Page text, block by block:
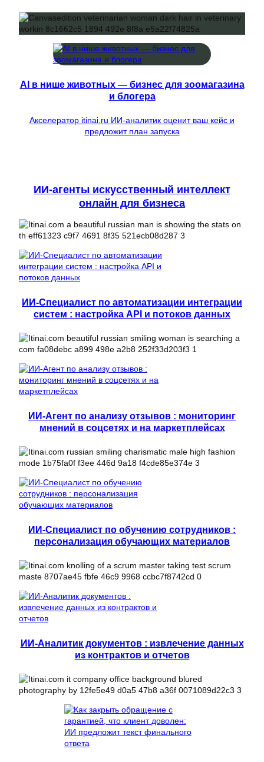
AI в нише животных — бизнес для зоомагазина
и блогера
Акселератор itinai.ru ИИ-аналитик оценит ваш кейс и
предложит план запуска
ИИ-агенты искусственный интеллект
онлайн для бизнеса
ИИ-Специалист по автоматизации интеграции
систем : настройка API и потоков данных
ИИ-Агент по анализу отзывов : мониторинг
мнений в соцсетях и на маркетплейсах
ИИ-Специалист по обучению сотрудников :
персонализация обучающих материалов
ИИ-Аналитик документов : извлечение данных
из контрактов и отчетов